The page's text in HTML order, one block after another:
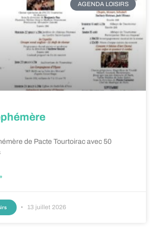
AGENDA LOISIRS
de Pacte Tourtoirac avec 50
13 juillet 2026